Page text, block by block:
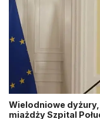
Wielodniowe
miażdży Szpital